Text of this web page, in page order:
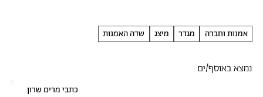
אמנות וחברה מגדר מיצג שדה האמנות
נמצא באוסף/ים
כתבי מרים שרון